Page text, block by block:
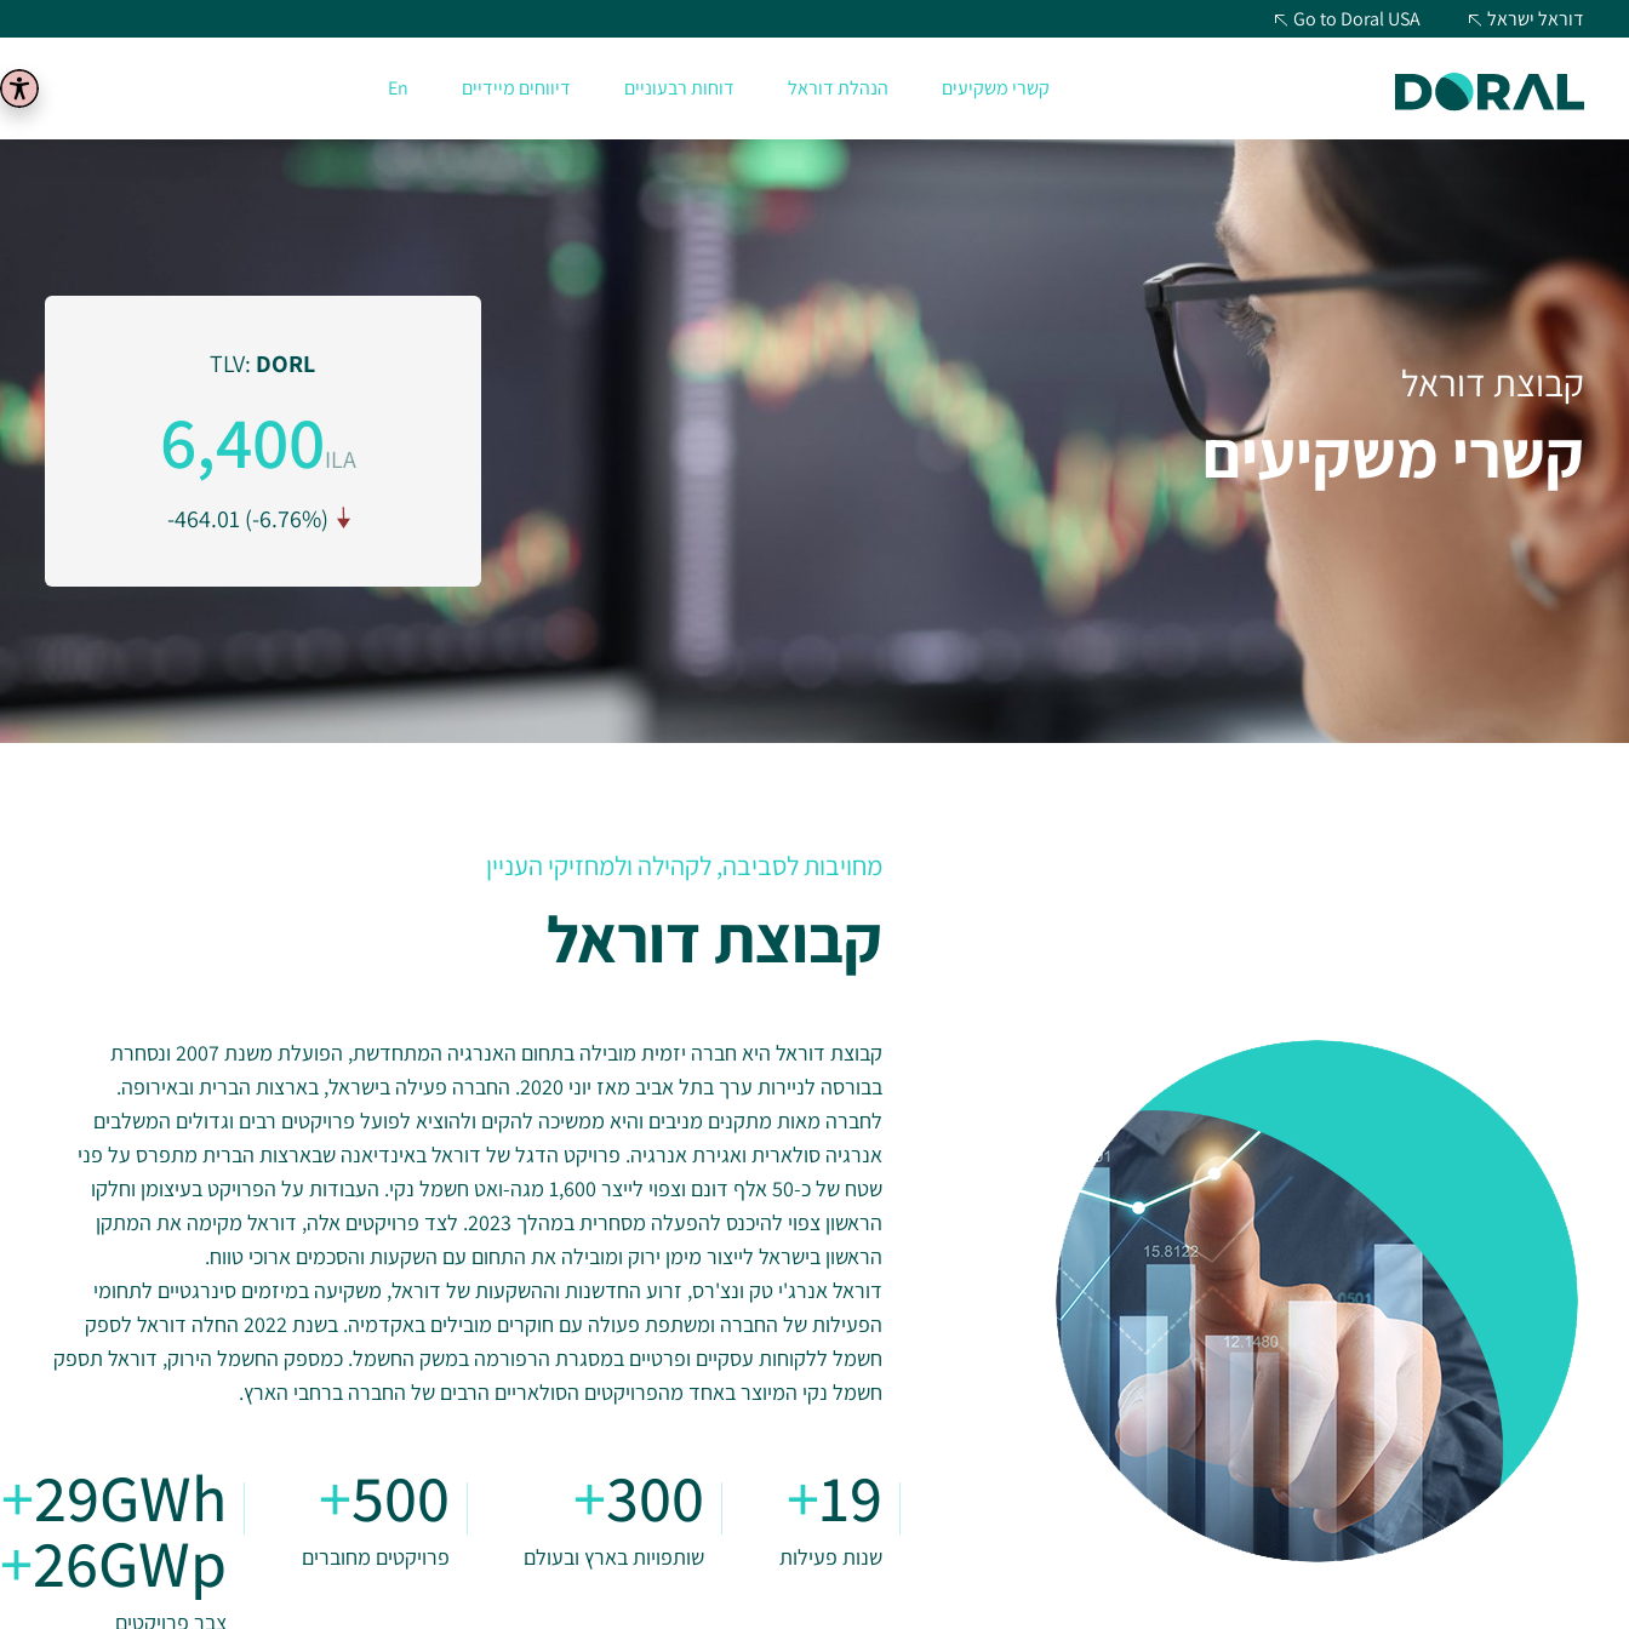
דוראל ישראל Go to Doral USA
קשרי משקיעים הנהלת דוראל דוחות רבעוניים דיווחים מיידיים En
קבוצת דוראל
קשרי משקיעים
TLV: DORL
6,400ILA
-464.01 (-6.76%)
מחויבות לסביבה, לקהילה ולמחזיקי העניין
קבוצת דוראל
קבוצת דוראל היא חברה יזמית מובילה בתחום האנרגיה המתחדשת, הפועלת משנת 2007 ונסחרת
בבורסה לניירות ערך בתל אביב מאז יוני 2020. החברה פעילה בישראל, בארצות הברית ובאירופה.
לחברה מאות מתקנים מניבים והיא ממשיכה להקים ולהוציא לפועל פרויקטים רבים וגדולים המשלבים
אנרגיה סולארית ואגירת אנרגיה. פרויקט הדגל של דוראל באינדיאנה שבארצות הברית מתפרס על פני
שטח של כ-50 אלף דונם וצפוי לייצר 1,600 מגה-ואט חשמל נקי. העבודות על הפרויקט בעיצומן וחלקו
הראשון צפוי להיכנס להפעלה מסחרית במהלך 2023. לצד פרויקטים אלה, דוראל מקימה את המתקן
הראשון בישראל לייצור מימן ירוק ומובילה את התחום עם השקעות והסכמים ארוכי טווח.
דוראל אנרג'י טק ונצ'רס, זרוע החדשנות וההשקעות של דוראל, משקיעה במיזמים סינרגטיים לתחומי
הפעילות של החברה ומשתפת פעולה עם חוקרים מובילים באקדמיה. בשנת 2022 החלה דוראל לספק
חשמל ללקוחות עסקיים ופרטיים במסגרת הרפורמה במשק החשמל. כמספק החשמל הירוק, דוראל תספק
חשמל נקי המיוצר באחד מהפרויקטים הסולאריים הרבים של החברה ברחבי הארץ.
19
+
שנות פעילות
300
+
שותפויות בארץ ובעולם
500
+
פרויקטים מחוברים
29GWh
+
26GWp
+
צבר פרויקטים